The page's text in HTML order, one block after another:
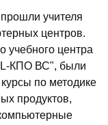
учителя
центров.
учебного центра
КПО ВС", были
по методике
продуктов,